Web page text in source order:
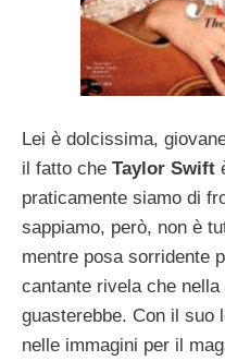
Lei è dolcissima,
il fatto che Taylor Swift
praticamente siamo di
sappiamo, però, non è
mentre posa sorridente
cantante rivela che
guasterebbe. Con il suo
nelle immagini per il